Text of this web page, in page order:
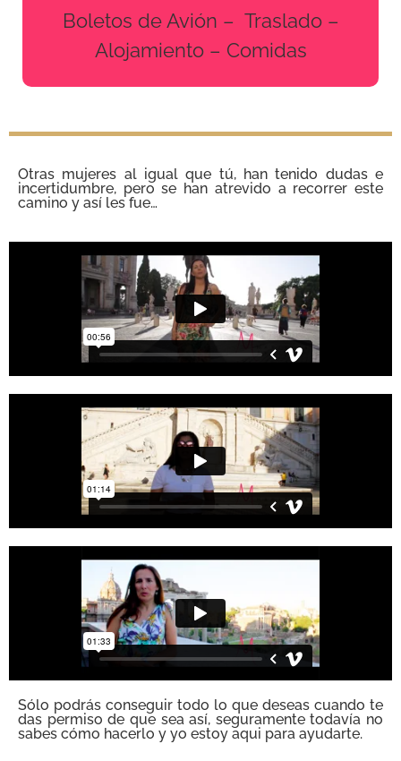
Boletos de Avión – Traslado –
Alojamiento – Comidas
Otras mujeres al igual que tú, han tenido dudas e
incertidumbre, pero se han atrevido a recorrer este
camino y así les fue…
Sólo podrás conseguir todo lo que deseas cuando te
das permiso de que sea así, seguramente todavía no
sabes cómo hacerlo y yo estoy aqui para ayudarte.